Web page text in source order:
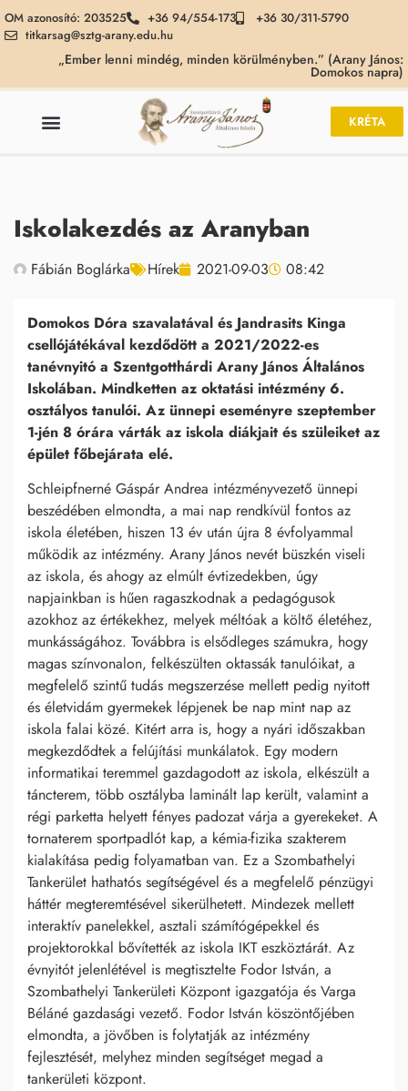
OM azonosító: 203525 +36 94/554-173
+36 30/311-5790
titkarsag@sztg-arany.edu.hu
„Ember lenni mindég, minden körülményben.” (Arany János:
Domokos napra)
KRÉTA
Iskolakezdés az Aranyban
Fábián Boglárka Hírek 2021-09-03 08:42
Domokos Dóra szavalatával és Jandrasits Kinga
csellójátékával kezdődött a 2021/2022-es
tanévnyitó a Szentgotthárdi Arany János Általános
Iskolában. Mindketten az oktatási intézmény 6.
osztályos tanulói. Az ünnepi eseményre szeptember
1-jén 8 órára várták az iskola diákjait és szüleiket az
épület főbejárata elé.
Schleipfnerné Gáspár Andrea intézményvezető ünnepi
beszédében elmondta, a mai nap rendkívül fontos az
iskola életében, hiszen 13 év után újra 8 évfolyammal
működik az intézmény. Arany János nevét büszkén viseli
az iskola, és ahogy az elmúlt évtizedekben, úgy
napjainkban is hűen ragaszkodnak a pedagógusok
azokhoz az értékekhez, melyek méltóak a költő életéhez,
munkásságához. Továbbra is elsődleges számukra, hogy
magas színvonalon, felkészülten oktassák tanulóikat, a
megfelelő szintű tudás megszerzése mellett pedig nyitott
és életvidám gyermekek lépjenek be nap mint nap az
iskola falai közé. Kitért arra is, hogy a nyári időszakban
megkezdődtek a felújítási munkálatok. Egy modern
informatikai teremmel gazdagodott az iskola, elkészült a
táncterem, több osztályba laminált lap került, valamint a
régi parketta helyett fényes padozat várja a gyerekeket. A
tornaterem sportpadlót kap, a kémia-fizika szakterem
kialakítása pedig folyamatban van. Ez a Szombathelyi
Tankerület hathatós segítségével és a megfelelő pénzügyi
háttér megteremtésével sikerülhetett. Mindezek mellett
interaktív panelekkel, asztali számítógépekkel és
projektorokkal bővítették az iskola IKT eszköztárát. Az
évnyitót jelenlétével is megtisztelte Fodor István, a
Szombathelyi Tankerületi Központ igazgatója és Varga
Béláné gazdasági vezető. Fodor István köszöntőjében
elmondta, a jövőben is folytatják az intézmény
fejlesztését, melyhez minden segítséget megad a
tankerületi központ.